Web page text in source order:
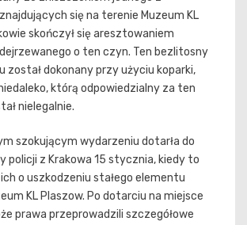
się na terenie Muzeum KL
skończył się aresztowaniem
o ten czyn. Ten bezlitosny
został dokonany przy użyciu koparki,
którą odpowiedzialny za ten
nielegalnie.
szokującym wydarzeniu dotarła do
policji z Krakowa 15 stycznia, kiedy to
o uszkodzeniu stałego elementu
KL Plaszow. Po dotarciu na miejsce
prawa przeprowadzili szczegółowe